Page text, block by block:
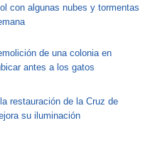
con algunas nubes y tormentas
de una colonia en
antes a los gatos
restauración de la Cruz de
su iluminación